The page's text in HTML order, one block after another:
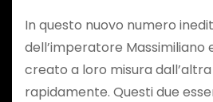
In questo nuovo numero
dell’imperatore Massimiliano
creato a loro misura
rapidamente. Questi due